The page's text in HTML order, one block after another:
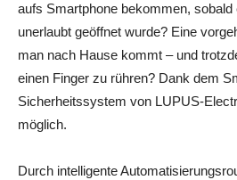
aufs Smartphone bekommen,
unerlaubt geöffnet wurde? Eine
man nach Hause kommt – und
einen Finger zu rühren? Dank dem
Sicherheitssystem von LUPUS-
möglich.
Durch intelligente